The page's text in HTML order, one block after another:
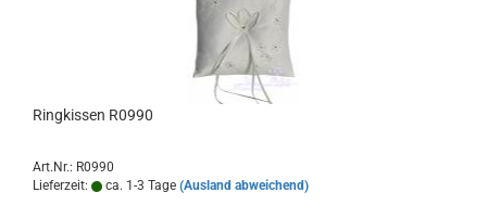
Ringkissen R0990
Art.Nr.: R0990
Lieferzeit:
ca. 1-3 Tage (Ausland abweichend)